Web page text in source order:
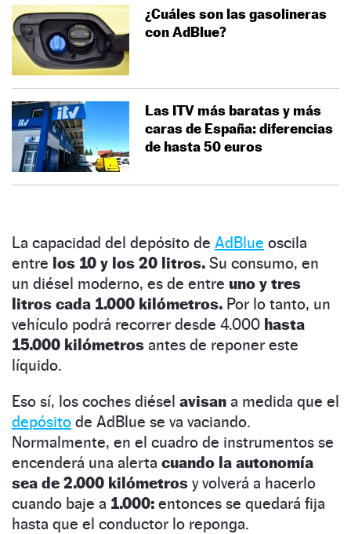
¿Cuáles son las gasolineras
con AdBlue?
Las ITV más baratas y más
caras de España: diferencias
de hasta 50 euros
La capacidad del depósito de AdBlue oscila
entre los 10 y los 20 litros. Su consumo, en
un diésel moderno, es de entre uno y tres
litros cada 1.000 kilómetros. Por lo tanto, un
vehículo podrá recorrer desde 4.000 hasta
15.000 kilómetros antes de reponer este
líquido.
Eso sí, los coches diésel avisan a medida que el
depósito de AdBlue se va vaciando.
Normalmente, en el cuadro de instrumentos se
encenderá una alerta cuando la autonomía
sea de 2.000 kilómetros y volverá a hacerlo
cuando baje a 1.000: entonces se quedará fija
hasta que el conductor lo reponga.